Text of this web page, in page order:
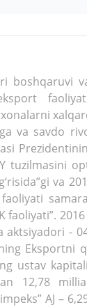
va savdo
tuzilmasini
va
faoliyati”.
-
Eksportni
ustav
12,78
AJ –